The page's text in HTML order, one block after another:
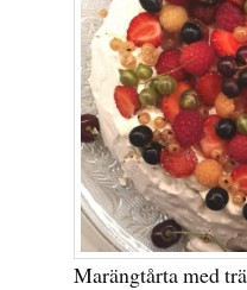
Marängtårta med